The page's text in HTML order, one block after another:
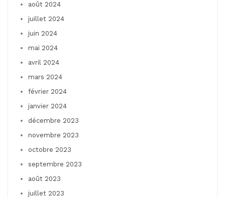
août 2024
juillet 2024
juin 2024
mai 2024
avril 2024
mars 2024
février 2024
janvier 2024
décembre 2023
novembre 2023
octobre 2023
septembre 2023
août 2023
juillet 2023